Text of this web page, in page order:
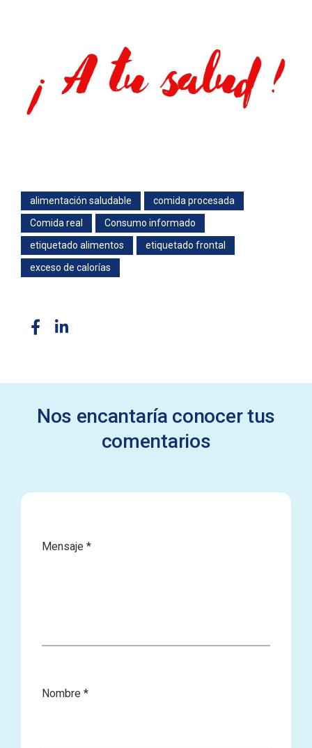
alimentación saludable
comida procesada
Comida real
Consumo informado
etiquetado alimentos
etiquetado frontal
exceso de calorías
Nos encantaría conocer tus
comentarios
Mensaje *
Nombre *